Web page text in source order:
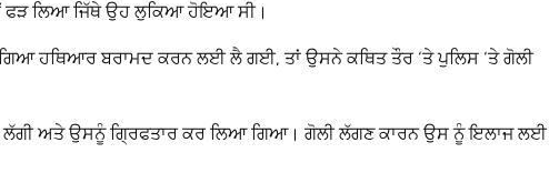
ਫੜ ਲਿਆ ਜਿੱਥੇ ਉਹ ਲੁਕਿਆ ਹੋਇਆ ਸੀ।
ਹਥਿਆਰ ਬਰਾਮਦ ਕਰਨ ਲਈ ਲੈ ਗਈ, ਤਾਂ ਉਸਨੇ ਕਥਿਤ ਤੌਰ ‘ਤੇ ਪੁਲਿਸ ‘ਤੇ ਗੋਲੀ
ਲੱਗੀ ਅਤੇ ਉਸਨੂੰ ਗ੍ਰਿਫਤਾਰ ਕਰ ਲਿਆ ਗਿਆ। ਗੋਲੀ ਲੱਗਣ ਕਾਰਨ ਉਸ ਨੂੰ ਇਲਾਜ ਲਈ